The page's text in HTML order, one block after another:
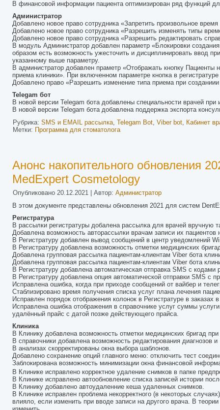
В финансовой информации пациента оптимизирован ряд функций
Администратор
Добавлено новое право сотрудника «Запретить произвольное
Добавлено новое право сотрудника «Разрешить изменять типы
Добавлено новое право сотрудника «Разрешить редактировать
В модуль Администратор добавлен параметр «Блокировки
образом есть возможность ужесточить и дисциплинировать ввод
указанному выше параметру.
В администратор добавлен праметр «Отображать кнопку Пациенты
приема клиники». При включенном параметре кнопка в
Добавлено право «Разрешить изменение типа приема при
Telegam бот
В новой версии Telegam бота добавлены специальности врачей
В новой версии Telegam бота добавлена поддержка экспорта
Рубрика: SMS и EMAIL рассылка, Telegam Bot, Viber bot, Кабинет
Метки: Программа для стоматолога
Анонс накопительного обновления
MedExpert Cosmetology
Опубликовано 20.12.2021 Автор: Администратор
В этом документе представлены обновления 2021 для систем
Регистратура
В рассылки регистратуры добалена рассылка для врачей вручную
Добавлена возможность авторассылки врачам записи их
В Регистратуру добавлен вывод сообщений в центр уведомлений
В Регистратуру добавлена возможность отметки медицинских
Добавлена групповая рассылка пациентам-клиентам Viber бота
Добавлена групповая рассылка пациентам-клиентам Viber бота
В Регистратуру добавлена автоматическая отправка SMS с кодами
В Регистратуру добавлена опция автоматической отправки SMS с
Исправлена ошибка, когда при приходе сообщений от вайбер и
Стаблизировано время получения списка услуг плана лечения
Исправлен порядок отображения колонок в Регистратуре в заказах
Исправлена ошибка отображения в справочнике услуг суммы
удалённый прайс с датой позже действующего прайса.
Клиника
В Клинику добавлена возможность отметки медицинских бригад
В справочники добавлена возможность редактирования диагнозов
В анализах скорректированы окна выбора шаблонов.
Добавлено сохранение опций главного меню: отключить тест
Заблокирована возможность минимизации окна финансовой
В Клинике исправлено корректное удаление снимков в папке
В Клинике исправлено автообновление списка записей истории
В Клинику добавлено автоудаленние кеша удаленных снимков.
В Клинике исправлен проблема некорректного (в некоторых
влияло, если изменить при вводе записи на другого врача. В